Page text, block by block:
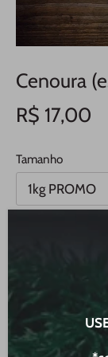
Cenoura
R$ 17,00
Tamanho
1kg PROMO
Compra
Frequência
Entrega